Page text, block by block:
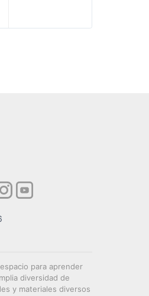
para aprender
diversidad de
y materiales diversos